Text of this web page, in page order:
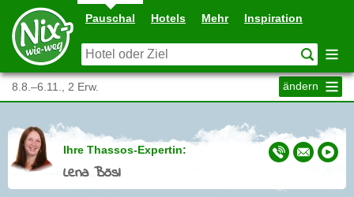
Pauschal Hotels Mehr Inspiration
8.8.–6.11., 2 Erw. ändern
Ihre Thassos-Expertin:
Lena Bösl